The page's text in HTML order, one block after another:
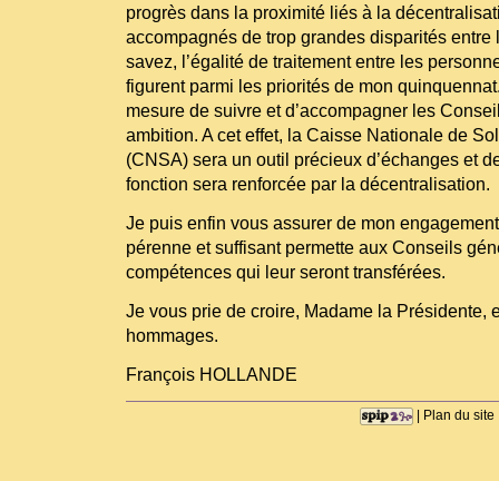
progrès dans la proximité liés à la
accompagnés de trop grandes disparités entre
savez, l’égalité de traitement entre les
figurent parmi les priorités de mon
mesure de suivre et d’accompagner les
ambition. A cet effet, la Caisse Nationale de
(CNSA) sera un outil précieux d’échanges et
fonction sera renforcée par la décentralisation.
Je puis enfin vous assurer de mon
pérenne et suffisant permette aux Conseils
compétences qui leur seront transférées.
Je vous prie de croire, Madame la Présidente,
hommages.
François HOLLANDE
| Plan du site